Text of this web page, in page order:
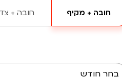
חובה + מקיף חובה +